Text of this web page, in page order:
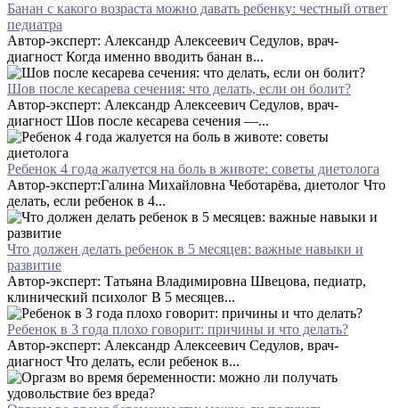
Банан с какого возраста можно давать ребенку: честный ответ
педиатра
Автор-эксперт: Александр Алексеевич Седулов, врач-
диагност Когда именно вводить банан в...
Шов после кесарева сечения: что делать, если он болит?
Автор-эксперт: Александр Алексеевич Седулов, врач-
диагност Шов после кесарева сечения —...
Ребенок 4 года жалуется на боль в животе: советы диетолога
Автор-эксперт:Галина Михайловна Чеботарёва, диетолог Что
делать, если ребенок в 4...
Что должен делать ребенок в 5 месяцев: важные навыки и
развитие
Автор-эксперт: Татьяна Владимировна Швецова, педиатр,
клинический психолог В 5 месяцев...
Ребенок в 3 года плохо говорит: причины и что делать?
Автор-эксперт: Александр Алексеевич Седулов, врач-
диагност Что делать, если ребенок в...